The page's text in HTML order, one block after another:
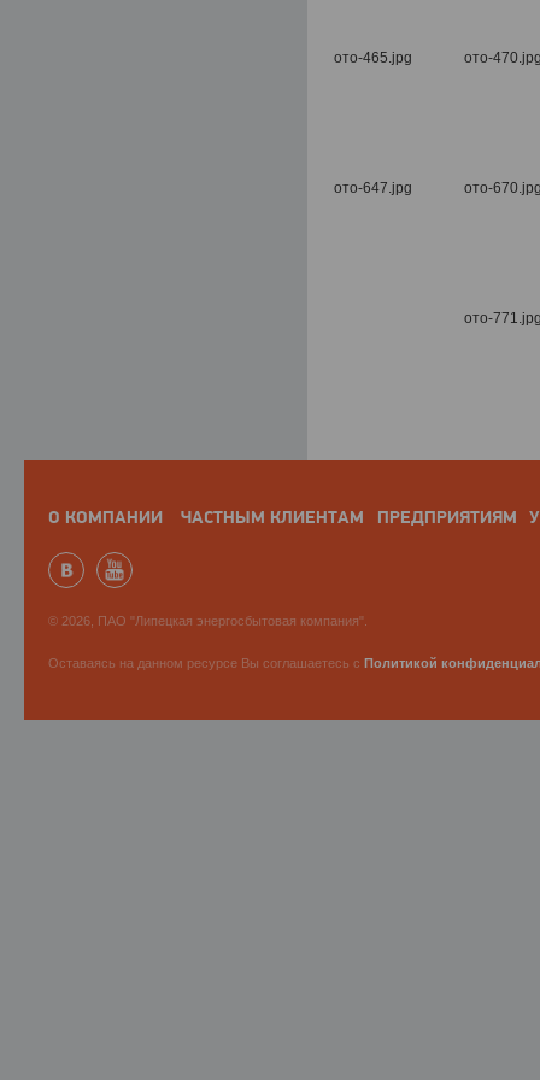
О КОМПАНИИ ЧАСТНЫМ КЛИЕНТАМ ПРЕДПРИЯТИЯМ
© 2026, ПАО "Липецкая энергосбытовая компания".
Оставаясь на данном ресурсе Вы соглашаетесь с Политикой